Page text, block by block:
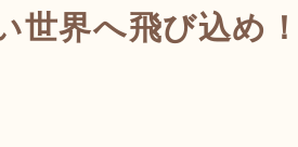
世界へ飛び込め